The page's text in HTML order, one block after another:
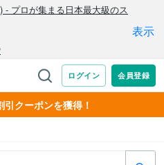
クーポンを獲得！